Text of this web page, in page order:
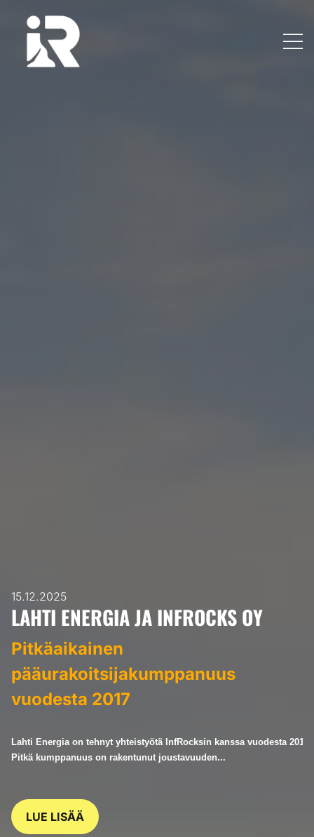
15.12.2025
LAHTI ENERGIA JA INFROCKS OY
Pitkäaikainen
pääurakoitsijakumppanuus
vuodesta 2017
Lahti Energia on tehnyt yhteistyötä InfRocksin kanssa vuodesta 2017.
Pitkä kumppanuus on rakentunut joustavuuden...
LUE LISÄÄ